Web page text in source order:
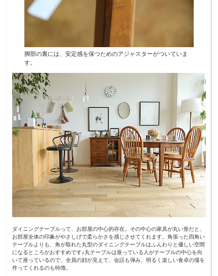
脚部の裏には、安定感を保つためのアジャスターがついていま
す。
ダイニングテーブルって、お部屋の中心的存在。その中心の家具が丸い形だと、
お部屋全体の印象がやさしげで柔らかさを感じさせてくれます。角張った四角い
テーブルよりも、角が取れた丸型のダイニングテーブルはふんわりと優しい空間
になるところがおすすめです♪丸テーブルは座っている人がテーブルの中心を向
いて座っているので、全員の顔が見えて、会話も弾み、明るく楽しい食卓の場を
作ってくれるのも特徴。